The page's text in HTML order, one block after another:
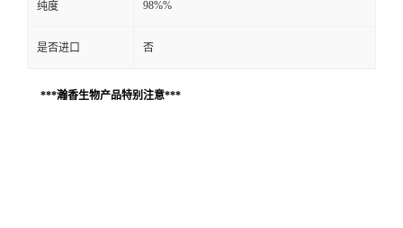
纯度 98%%
是否进口 否
***瀚香生物产品特别注意***